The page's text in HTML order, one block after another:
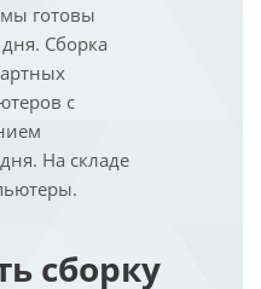
готовы
Сборка
с
На складе
сборку